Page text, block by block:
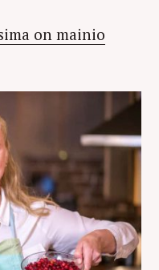
on mainio